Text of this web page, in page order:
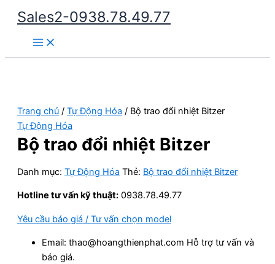
Nhảy
dung
Sales2-0938.78.49.77
Main
Menu
Trang chủ / Tự Động Hóa / Bộ trao đổi nhiệt Bitzer
Tự Động Hóa
Bộ trao đổi nhiệt Bitzer
Danh mục: Tự Động Hóa Thẻ: Bộ trao đổi nhiệt Bitzer
Hotline tư vấn kỹ thuật: 0938.78.49.77
Yêu cầu báo giá / Tư vấn chọn model
Email: thao@hoangthienphat.com Hỗ trợ tư vấn và
báo giá.